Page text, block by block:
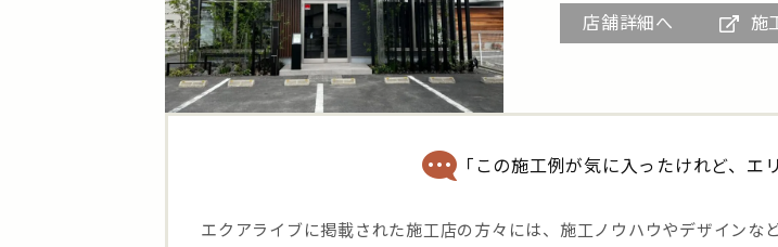
店舗詳細へ 施
「この施工例が気に入ったけれど、エ
エクアライブに掲載された施工店の方々には、施工ノウハウやデザインな